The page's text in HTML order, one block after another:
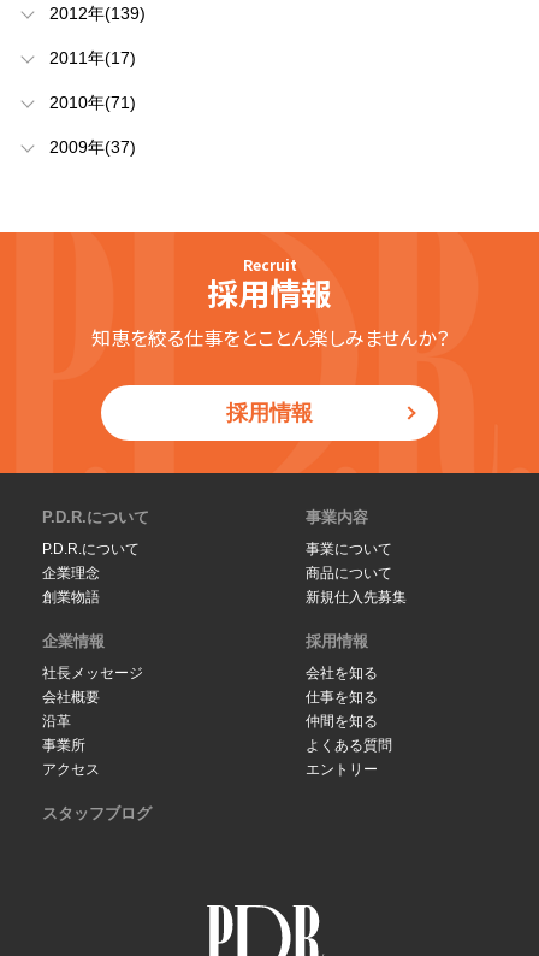
2012年(139)
2011年(17)
2010年(71)
2009年(37)
Recruit
採用情報
知恵を絞る仕事をとことん楽しみませんか？
採用情報
P.D.R.について
P.D.R.について
企業理念
創業物語
事業内容
事業について
商品について
新規仕入先募集
企業情報
社長メッセージ
会社概要
沿革
事業所
アクセス
採用情報
会社を知る
仕事を知る
仲間を知る
よくある質問
エントリー
スタッフブログ